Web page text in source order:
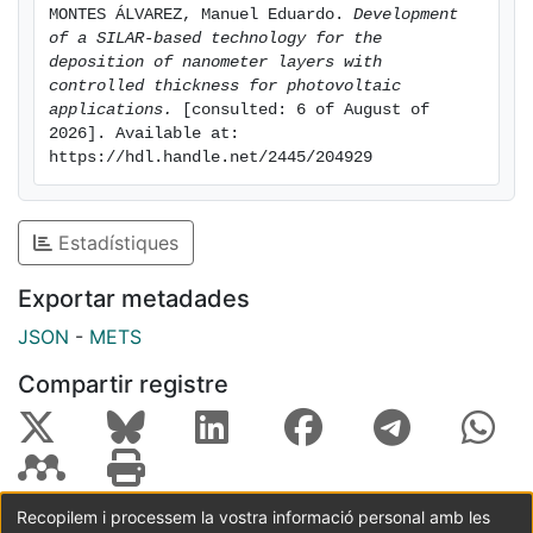
MONTES ÁLVAREZ, Manuel Eduardo. Development
of a SILAR-based technology for the
deposition of nanometer layers with
controlled thickness for photovoltaic
applications.
[consulted: 6 of August of
2026]. Available at:
https://hdl.handle.net/2445/204929
Estadístiques
Exportar metadades
JSON - METS
Compartir registre
Recopilem i processem la vostra informació personal amb les